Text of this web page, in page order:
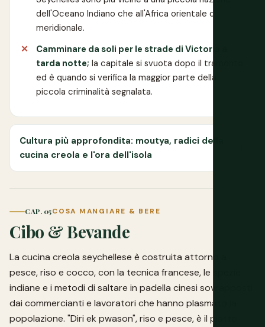
dell'Oceano Indiano che all'Africa orientale o
meridionale.
Camminare da soli per le strade di Victoria a
tarda notte; la capitale si svuota dopo il tramonto
ed è quando si verifica la maggior parte della
piccola criminalità segnalata.
Cultura più approfondita: moutya, radici della
cucina creola e l'ora dell'isola
CAP. 05COSA MANGIARE & BERE
Cibo & Bevande
La cucina creola seychellese è costruita attorno a
pesce, riso e cocco, con la tecnica francese, le spezie
indiane e i metodi di saltare in padella cinesi sovrapposti
dai commercianti e lavoratori che hanno plasmato la
popolazione. "Diri ek pwason", riso e pesce, è il piatto